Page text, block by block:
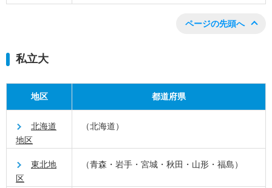
ページの先頭へ
私立大
地区 都道府県
北海道
地区
（北海道）
東北地
区
（青森・岩手・宮城・秋田・山形・福島）